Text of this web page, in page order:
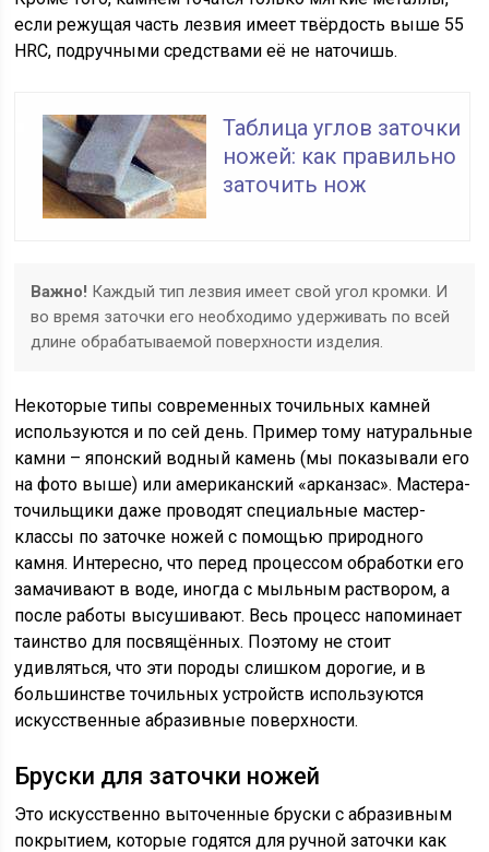
если режущая часть лезвия имеет твёрдость выше 55
HRC, подручными средствами её не наточишь.
Таблица углов заточки
ножей: как правильно
заточить нож
Важно! Каждый тип лезвия имеет свой угол кромки. И
во время заточки его необходимо удерживать по всей
длине обрабатываемой поверхности изделия.
Некоторые типы современных точильных камней
используются и по сей день. Пример тому натуральные
камни – японский водный камень (мы показывали его
на фото выше) или американский «арканзас». Мастера-
точильщики даже проводят специальные мастер-
классы по заточке ножей с помощью природного
камня. Интересно, что перед процессом обработки его
замачивают в воде, иногда с мыльным раствором, а
после работы высушивают. Весь процесс напоминает
таинство для посвящённых. Поэтому не стоит
удивляться, что эти породы слишком дорогие, и в
большинстве точильных устройств используются
искусственные абразивные поверхности.
Бруски для заточки ножей
Это искусственно выточенные бруски с абразивным
покрытием, которые годятся для ручной заточки как